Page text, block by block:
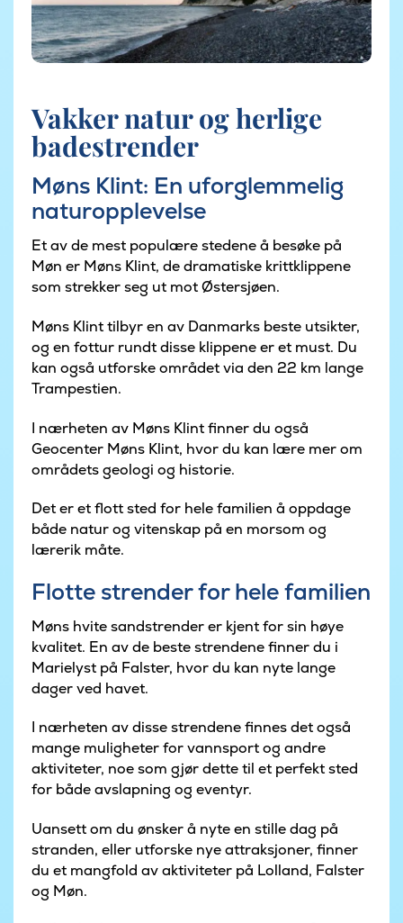
Vakker natur og herlige
badestrender
Møns Klint: En uforglemmelig
naturopplevelse
Et av de mest populære stedene å besøke på
Møn er Møns Klint, de dramatiske krittklippene
som strekker seg ut mot Østersjøen.
Møns Klint tilbyr en av Danmarks beste utsikter,
og en fottur rundt disse klippene er et must. Du
kan også utforske området via den 22 km lange
Trampestien.
I nærheten av Møns Klint finner du også
Geocenter Møns Klint, hvor du kan lære mer om
områdets geologi og historie.
Det er et flott sted for hele familien å oppdage
både natur og vitenskap på en morsom og
lærerik måte.
Flotte strender for hele familien
Møns hvite sandstrender er kjent for sin høye
kvalitet. En av de beste strendene finner du i
Marielyst på Falster, hvor du kan nyte lange
dager ved havet.
I nærheten av disse strendene finnes det også
mange muligheter for vannsport og andre
aktiviteter, noe som gjør dette til et perfekt sted
for både avslapning og eventyr.
Uansett om du ønsker å nyte en stille dag på
stranden, eller utforske nye attraksjoner, finner
du et mangfold av aktiviteter på Lolland, Falster
og Møn.